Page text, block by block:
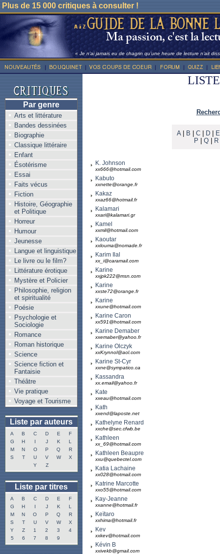
Plus de 15 000 critiques à consulter !
« Je n’ai jamais eu de chagrin qu’une heure de lecture n’ait
Par genre
Arts et littérature
Bandes dessinées
Biographie
Classique littéraire
Enfant
Ésotérisme
Essai
Faits vécus
Fiction
Histoire, Géographie
et Politique
Horreur
Humour
Jeunesse
Langue et linguistique
Le livre ou le film?
Littérature érotique
Mystère et Policier
Philosophie, religion
et spiritualité
Poésie
Psychologie et
Sociologie
Romance
Roman historique
Science
Science fiction et
Fantaisie
Théâtre
Vie pratique
Voyage et Tourisme
Liste par auteurs
A B C D E
F
G
H I J K
L
M
N O P Q
R
S
T U V W
X
Y
Z
Liste par titres
A B C D E
F
G
H I J K
L
M
N O P Q
R
S
T U V W
X
Y
Z 1 2 3
4
5
6 7 8 9
A| B C| D| E
P
Q R
K. Johnson
xx666@hotmail.com
Kabuto
xxnette@orange.fr
Kakaz
xxaz66@hotmail.fr
Kalamari
xxari@kalamari.gr
Kamel
xxmil@hotmail.com
Kaoutar
xxlouma@nomade.fr
Karim Ilal
xx_i@caramail.com
Karine
xxjpk222@msn.com
Karine
xxste72@orange.fr
Karine
xxune@hotmail.com
Karine Caron
xx591@hotmail.com
Karine Demaber
xxemaber@yahoo.fr
Karine Olczyk
xxKrynnol@aol.com
Karine St-Cyr
xxne@sympatico.ca
Kassandra
xx.email@yahoo.fr
Kate
xxeau@hotmail.com
Kath
xxend@laposte.net
Kathelyne Renard
xxche@sec.cfwb.be
Kathleen
xx_69@hotmail.com
Kathleen Beaupre
xxu@quebectel.com
Katia Lachaine
xx028@hotmail.com
Katrine Marcotte
xxo55@hotmail.com
Kay-Jeanne
xxanne@hotmail.fr
Keïtaro
xxhima@hotmail.fr
Kev
xxkev@hotmail.com
Kévin B
xxivekb@gmail.com